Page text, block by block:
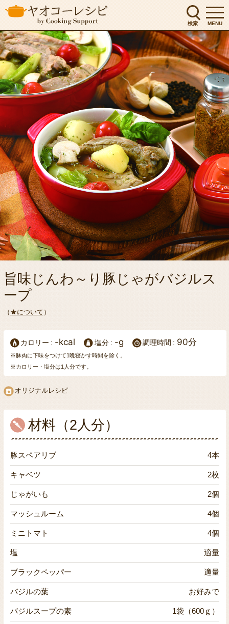
検索 MENU
旨味じんわ～り豚じゃがバジルス
ープ
（ ★について ）
カロリー -kcal 塩分 -g 調理時間 90分
※豚肉に下味をつけて1晩寝かす時間を除く。
※カロリー・塩分は1人分です。
オリジナルレシピ
材料（2人分）
豚スペアリブ 4本
キャベツ 2枚
じゃがいも 2個
マッシュルーム 4個
ミニトマト 4個
塩 適量
ブラックペッパー 適量
バジルの葉 お好みで
バジルスープの素 1袋（600ｇ）